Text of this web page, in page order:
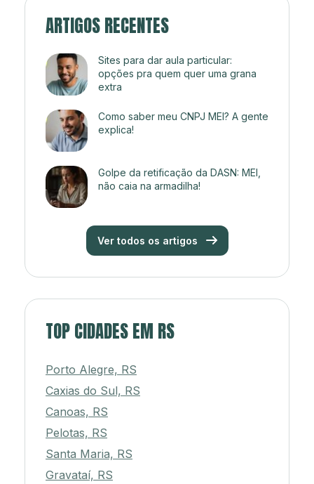
ARTIGOS RECENTES
Sites para dar aula particular:
opções pra quem quer uma grana
extra
Como saber meu CNPJ MEI? A gente
explica!
Golpe da retificação da DASN: MEI,
não caia na armadilha!
Ver todos os artigos
TOP CIDADES EM RS
Porto Alegre, RS
Caxias do Sul, RS
Canoas, RS
Pelotas, RS
Santa Maria, RS
Gravataí, RS